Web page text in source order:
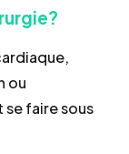
ou
faire sous